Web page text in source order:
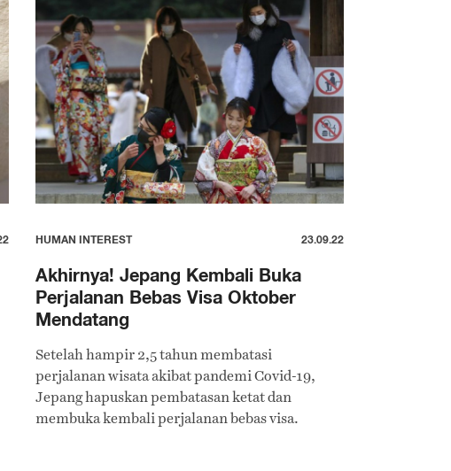
HUMAN INTEREST 23.09.22
Akhirnya! Jepang Kembali Buka
Perjalanan Bebas Visa Oktober
Mendatang
Setelah hampir 2,5 tahun membatasi
perjalanan wisata akibat pandemi Covid-19,
Jepang hapuskan pembatasan ketat dan
membuka kembali perjalanan bebas visa.